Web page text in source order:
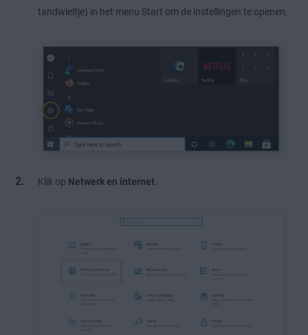
tandwieltje) in het menu Start om de instellingen te openen.
Klik op Netwerk en internet.